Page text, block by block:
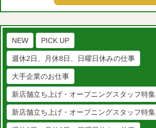
NEW PICK UP
週休2日、月休8日、日曜日休みの仕事
大手企業のお仕事
新店舗立ち上げ・オープニングスタッフ特集
新店舗立ち上げ・オープニングスタッフ特集